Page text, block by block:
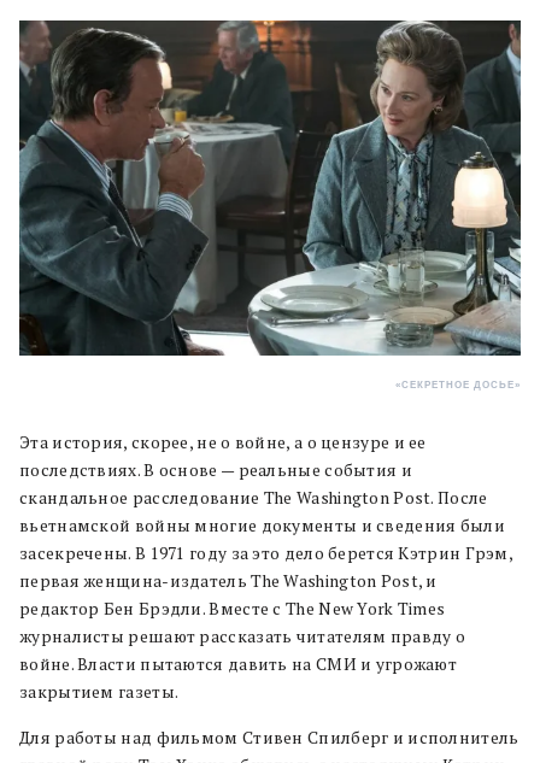
«СЕКРЕТНОЕ ДОСЬЕ»
Эта история, скорее, не о войне, а о цензуре и ее
последствиях. В основе — реальные события и
скандальное расследование The Washington Post. После
вьетнамской войны многие документы и сведения были
засекречены. В 1971 году за это дело берется Кэтрин Грэм,
первая женщина-издатель The Washington Post, и
редактор Бен Брэдли. Вместе с The New York Times
журналисты решают рассказать читателям правду о
войне. Власти пытаются давить на СМИ и угрожают
закрытием газеты.
Для работы над фильмом Стивен Спилберг и исполнитель